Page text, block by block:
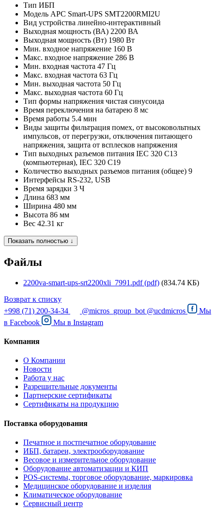
Тип ИБП
Модель APC Smart-UPS SMT2200RMI2U
Вид устройства линейно-интерактивный
Выходная мощность (ВА) 2200 ВА
Выходная мощность (Вт) 1980 Вт
Мин. входное напряжение 160 В
Макс. входное напряжение 286 В
Мин. входная частота 47 Гц
Макс. входная частота 63 Гц
Мин. выходная частота 50 Гц
Макс. выходная частота 60 Гц
Тип формы напряжения чистая синусоида
Время переключения на батарею 8 мс
Время работы 5.4 мин
Виды защиты фильтрация помех, от высоковольтных
импульсов, от перегрузки, отключения питающего
напряжения, защита от всплесков напряжения
Тип выходных разъемов питания IEC 320 C13
(компьютерная), IEC 320 C19
Количество выходных разъемов питания (общее) 9
Интерфейсы RS-232, USB
Время зарядки 3 Ч
Длина 683 мм
Ширина 480 мм
Высота 86 мм
Вес 42.31 кг
Показать полностью ↓
Файлы
2200va-smart-ups-srt2200xli_7991.pdf (pdf) (834.74 КБ)
Возврат к списку
+998 (71) 200-34-34
@micros_group_bot @ucdmicros
Мы
в Facebook Мы в Instagram
Компания
О Компании
Новости
Работа у нас
Разрешительные документы
Партнерские сертификаты
Сертификаты на продукцию
Поставка оборудования
Печатное и постпечатное оборудование
ИБП, батареи, электрооборудование
Весовое и измерительное оборудование
Оборудование автоматизации и КИП
POS-системы, торговое оборудование, маркировка
Медицинское оборудование и изделия
Климатическое оборудование
Сервисный центр